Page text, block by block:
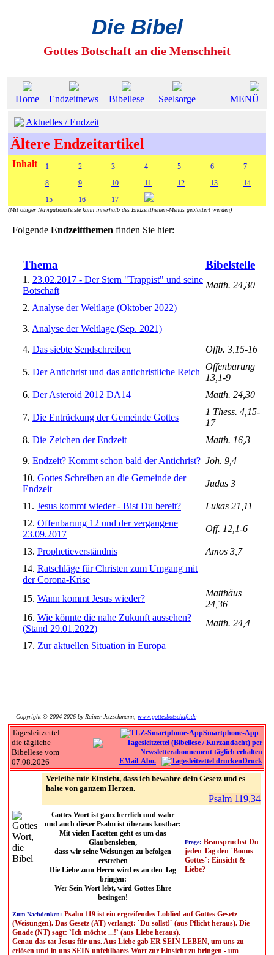
Die Bibel
Gottes Botschaft an die Menschheit
Home Endzeitnews Bibellese Seelsorge MENÜ
Aktuelles / Endzeit
Ältere Endzeitartikel
Inhalt 1 2 3 4 5 6
7
8
9 10 11 12 13
14
15
16 17
(Mit obiger Navigationsleiste kann innerhalb des Endzeitthemen-Menüs geblättert werden)
Folgende Endzeitthemen finden Sie hier:
Thema Bibelstelle
1. 23.02.2017 - Der Stern "Trappist" und seine
Botschaft
Matth. 24,30
2. Analyse der Weltlage (Oktober 2022)
3. Analyse der Weltlage (Sep. 2021)
4. Das siebte Sendschreiben Offb. 3,15-16
5. Der Antichrist und das antichristliche Reich
Offenbarung
13,1-9
6. Der Asteroid 2012 DA14 Matth. 24,30
7. Die Entrückung der Gemeinde Gottes
1 Thess. 4,15-
17
8. Die Zeichen der Endzeit
Matth. 16,3
9. Endzeit? Kommt schon bald der Antichrist? Joh. 9,4
10. Gottes Schreiben an die Gemeinde der
Endzeit
Judas 3
11. Jesus kommt wieder - Bist Du bereit?
Lukas 21,11
12. Offenbarung 12 und der vergangene
23.09.2017
Off. 12,1-6
13. Prophetieverständnis
Amos 3,7
14. Ratschläge für Christen zum Umgang mit
der Corona-Krise
15. Wann kommt Jesus wieder?
Matthäus
24,36
16. Wie könnte die nahe Zukunft aussehen?
(Stand 29.01.2022)
Matth. 24,4
17. Zur aktuellen Situation in Europa
Copyright © 2004-2026 by Rainer Jetzschmann, www.gottesbotschaft.de
Tagesleitzettel -
die tägliche
Bibellese vom
07.08.2026
Smartphone-App
EMail-Abo. Druck
Verleihe mir Einsicht, dass ich bewahre dein Gesetz und es
halte von ganzem Herzen.
Psalm 119,34
Gottes Wort ist ganz herrlich und wahr
und auch dieser Psalm ist überaus kostbar:
Mit vielen Facetten geht es um das
Glaubensleben,
dass wir seine Weisungen zu befolgen
erstreben
Die Liebe zum Herrn wird es an den Tag
bringen:
Wer Sein Wort lebt, wird Gottes Ehre
besingen!
Frage: Beanspruchst Du
jeden Tag den `Bonus
Gottes`: Einsicht &
Liebe?
Zum Nachdenken: Psalm 119 ist ein ergreifendes Loblied auf Gottes Gesetz
(Weisungen). Das Gesetz (AT) verlangt: `Du sollst!` (aus Pflicht heraus). Die
Gnade (NT) sagt: `Ich möchte ...!` (aus Liebe heraus).
Genau das tat Jesus für uns. Aus Liebe gab ER SEIN LEBEN, um uns zu
erlösen und in uns SEIN unfehlbares Wort zur Einsicht zu bringen - um